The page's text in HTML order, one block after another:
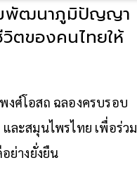
มพัฒนาภูมิปัญญา
ตของคนไทยให้
ศ์โอสถ ฉลองครบรอบ
ละสมุนไพรไทย เพื่อร่วม
ย่างยั่งยืน